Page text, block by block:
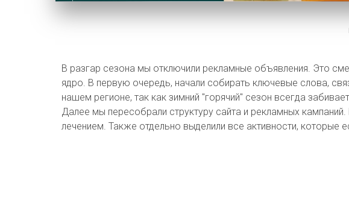
В разгар сезона мы отключили рекламные объявления. Это
ядро. В первую очередь, начали собирать ключевые слова,
нашем регионе, так как зимний "горячий" сезон всегда
Далее мы пересобрали структуру сайта и рекламных
лечением. Также отдельно выделили все активности, которые